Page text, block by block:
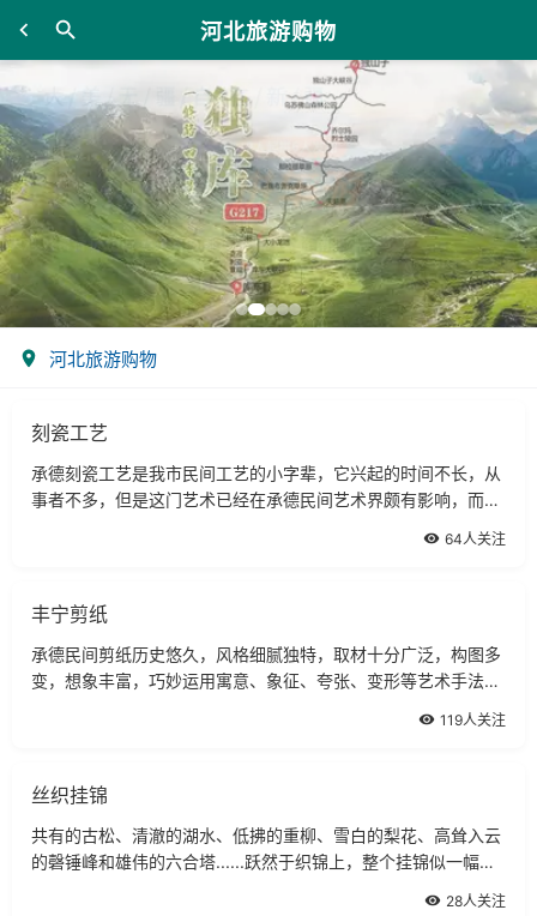
河北旅游购物
河北旅游购物
刻瓷工艺
承德刻瓷工艺是我市民间工艺的小字辈，它兴起的时间不长，从
事者不多，但是这门艺术已经在承德民间艺术界颇有影响，而且
64人关注
丰宁剪纸
承德民间剪纸历史悠久，风格细腻独特，取材十分广泛，构图多
变，想象丰富，巧妙运用寓意、象征、夸张、变形等艺术手法，
119人关注
丝织挂锦
共有的古松、清澈的湖水、低拂的重柳、雪白的梨花、高耸入云
的磬锤峰和雄伟的六合塔......跃然于织锦上，整个挂锦似一幅浓
28人关注